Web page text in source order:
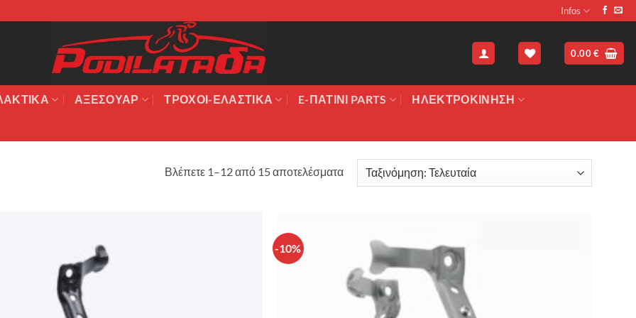
Infos
0.00€
ΑΞΕΣΟΥΆΡ ΤΡΟΧΟΙ-ΕΛΑΣΤΙΚΑ E-ΠΑΤΙΝΙ PARTS ΗΛΕΚΤΡΟΚΙΝΗΣΗ
Βλέπετε 1–12 από 15 αποτελέσματαSorted
-10%